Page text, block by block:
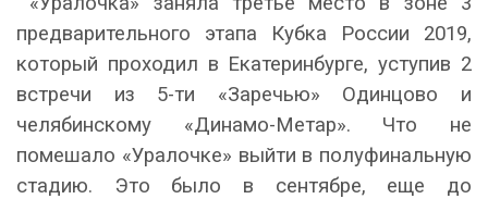
предварительного этапа Кубка России 2019,
который проходил в Екатеринбурге, уступив 2
встречи из 5-ти «Заречью» Одинцово и
челябинскому «Динамо-Метар». Что не
помешало «Уралочке» выйти в полуфинальную
стадию. Это было в сентябре, еще до